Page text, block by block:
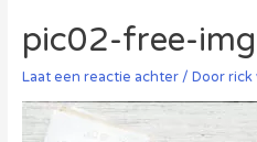
pic02-free-img
Laat een reactie achter / Doorrick